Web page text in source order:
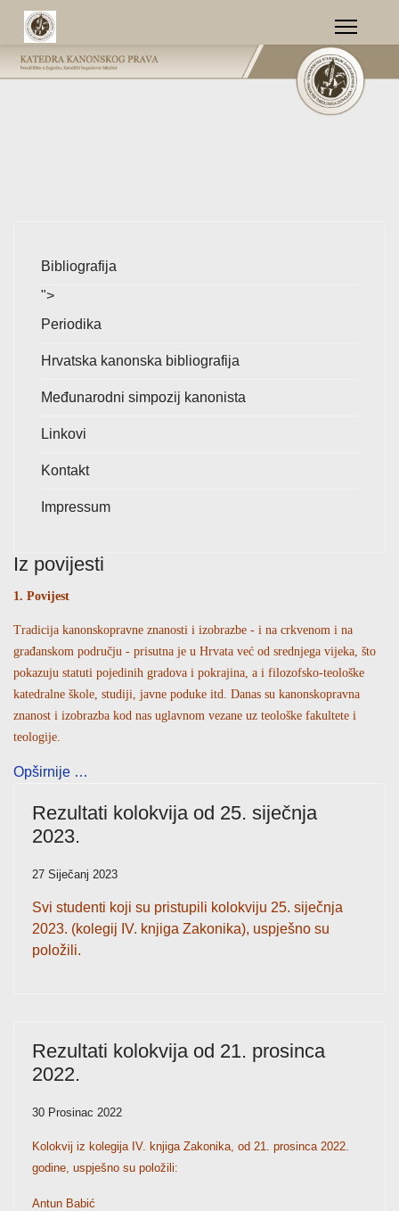
Bibliografija
">
Periodika
Hrvatska kanonska bibliografija
Međunarodni simpozij kanonista
Linkovi
Kontakt
Impressum
Iz povijesti
1. Povijest
Tradicija kanonskopravne znanosti i izobrazbe - i na crkvenom i na
građanskom području - prisutna je u Hrvata već od srednjega vijeka, što
pokazuju statuti pojedinih gradova i pokrajina, a i filozofsko-teološke
katedralne škole, studiji, javne poduke itd. Danas su kanonskopravna
znanost i izobrazba kod nas uglavnom vezane uz teološke fakultete i
teologije.
Opširnije …
Rezultati kolokvija od 25. siječnja
2023.
27 Siječanj 2023
Svi studenti koji su pristupili kolokviju 25. siječnja
2023. (kolegij IV. knjiga Zakonika), uspješno su
položili.
Rezultati kolokvija od 21. prosinca
2022.
30 Prosinac 2022
Kolokvij iz kolegija IV. knjiga Zakonika, od 21. prosinca 2022.
godine, uspješno su položili:
Antun Babić